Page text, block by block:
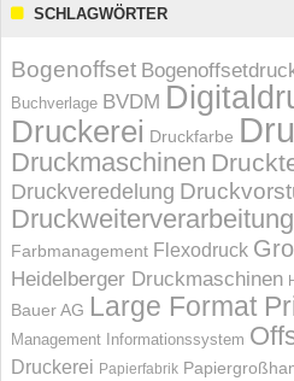
SCHLAGWÖRTER
Bogenoffset
Buchverlage BVDM
Druckerei Druckfarbe
Druckmaschinen
Druckveredelung
Druckweiterverarbeitung
Farbmanagement Flexodruck
Heidelberger Druckmaschinen
Bauer AG Large Format
Management Informations­system
Druckerei Papierfabrik